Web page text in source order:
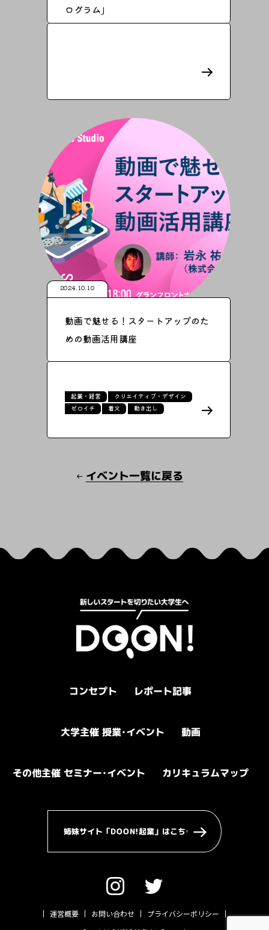
ログラム」
2024.10.10
動画で魅せる！スタートアップのた
めの動画活用講座
起業・経営
クリエイティブ・デザイン
ゼロイチ
着火 動き出し
イベント一覧に戻る
コンセプト レポート記事
大学主催 授業・イベント 動画
その他主催 セミナー・イベント カリキュラムマップ
運営概要 お問い合わせ プライバシーポリシー
姉妹サイト「DOON!起業」はこちら